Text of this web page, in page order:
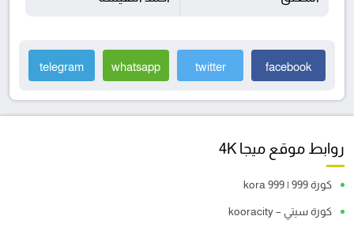
facebook
twitter
whatsapp
telegram
روابط موقع ميجا 4K
كورة 999 | kora 999
كورة سيتي – kooracity